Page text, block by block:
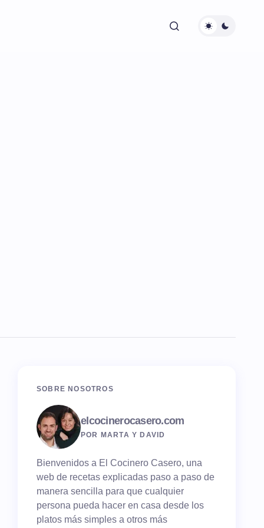
SOBRE NOSOTROS
elcocinerocasero.com
POR MARTA Y DAVID
Bienvenidos a El Cocinero Casero, una
web de recetas explicadas paso a paso de
manera sencilla para que cualquier
persona pueda hacer en casa desde los
platos más simples a otros más